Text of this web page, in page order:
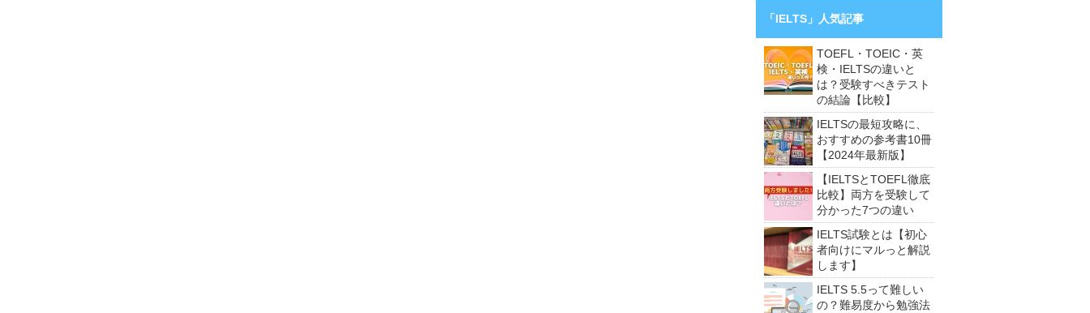
「IELTS」人気記事
TOEFL・TOEIC・英
検・IELTSの違いと
は？受験すべきテスト
の結論【比較】
IELTSの最短攻略に、
おすすめの参考書10冊
【2024年最新版】
【IELTSとTOEFL徹底
比較】両方を受験して
分かった7つの違い
IELTS試験とは【初心
者向けにマルっと解説
します】
IELTS 5.5って難しい
の？難易度から勉強法